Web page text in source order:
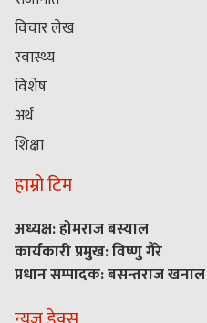
विचार लेख
स्वास्थ्य
विशेष
अर्थ
शिक्षा
हाम्रो टिम
अध्यक्ष: होमराज बस्याल
कार्यकारी प्रमुख: विष्णु गैरे
प्रधान सम्पादक: बसन्तराज खनाल